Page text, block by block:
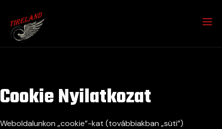
Cookie Nyilatkozat
Weboldalunkon „cookie”-kat (továbbiakban „süti”)